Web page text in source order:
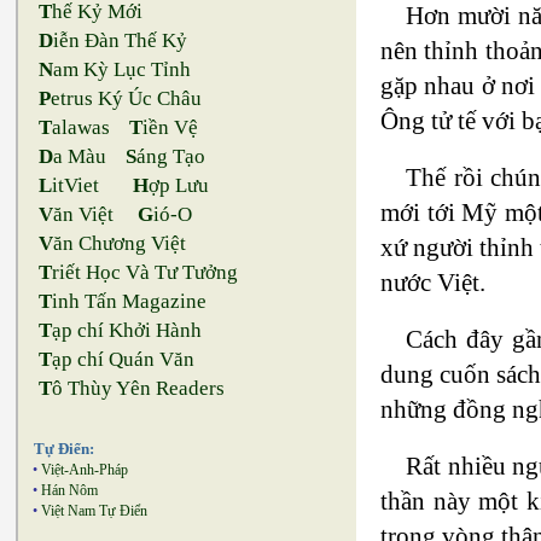
Thế Kỷ Mới
Diễn Đàn Thế Kỷ
Nam Kỳ Lục Tỉnh
Petrus Ký Úc Châu
Talawas Tiền Vệ
Da Màu Sáng Tạo
LitViet Hợp Lưu
Văn Việt Gió-O
Văn Chương Việt
Triết Học Và Tư Tưởng
Tinh Tấn Magazine
Tạp chí Khởi Hành
Tạp chí Quán Văn
Tô Thùy Yên Readers
Tự Điển:
• Việt-Anh-Pháp
• Hán Nôm
• Việt Nam Tự Điển
Hơn mười
nên thỉnh
gặp nhau ở
Ông tử tế với
Thế rồi
mới tới Mỹ
xứ người thỉnh
nước Việt.
Cách đây
dung cuốn
những đồng
Rất nhiều
thần này một